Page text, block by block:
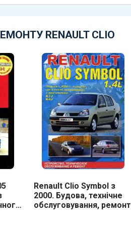
RENAULT CLIO
Renault Clio Symbol з
2000. Будова, технічне
обслуговування, ремонт